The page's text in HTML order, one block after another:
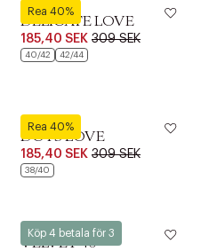
Rea 40%
Kunert
DELICATE LOVE
185,40 SEK 309 SEK
40/42 42/44
Rea 40%
Kunert
DOTS LOVE
185,40 SEK 309 SEK
38/40
Köp 4 betala för 3
Kunert
VELVET 40